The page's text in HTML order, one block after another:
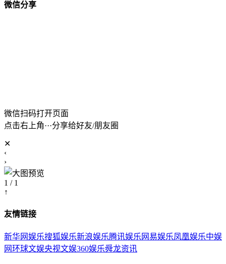
微信分享
微信扫码打开页面
点击右上角···分享给好友/朋友圈
✕
‹
›
1 / 1
↑
友情链接
新华网娱乐搜狐娱乐新浪娱乐腾讯娱乐 网易娱乐凤凰娱乐中娱
网环球文娱央视文娱360娱乐舜龙资讯